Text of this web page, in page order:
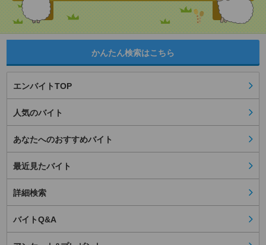
かんたん検索はこちら
エンバイトTOP
人気のバイト
あなたへのおすすめバイト
最近見たバイト
詳細検索
バイトQ&A